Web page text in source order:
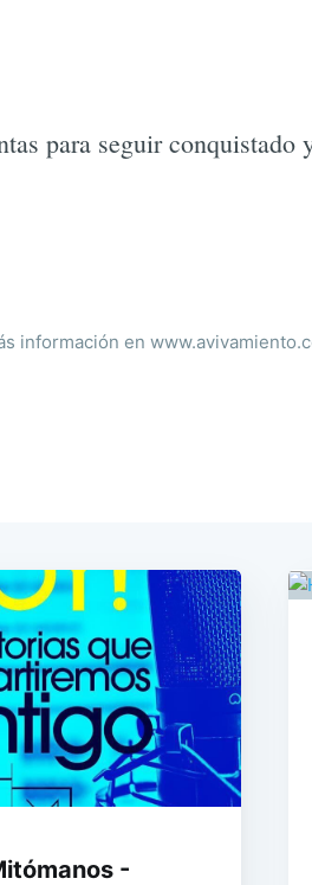
para seguir conquistado
información en
-